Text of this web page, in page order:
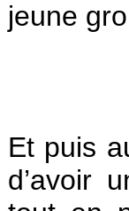
Et puis
d’avoir